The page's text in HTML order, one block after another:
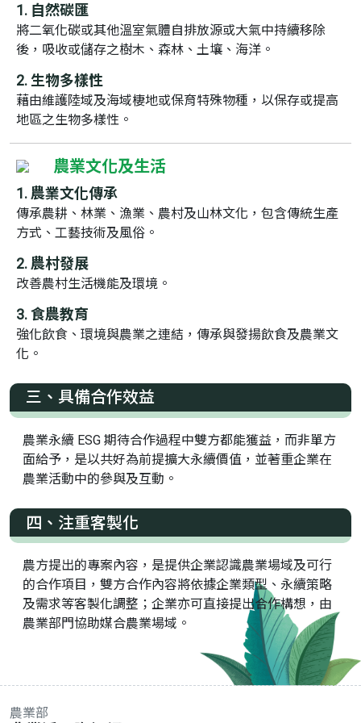
自然碳匯
將二氧化碳或其他溫室氣體自排放源或大氣中持續移除
後，吸收或儲存之樹木、森林、土壤、海洋。
生物多樣性
藉由維護陸域及海域棲地或保育特殊物種，以保存或提高
地區之生物多樣性。
農業文化及生活
農業文化傳承
傳承農耕、林業、漁業、農村及山林文化，包含傳統生產
方式、工藝技術及風俗。
農村發展
改善農村生活機能及環境。
食農教育
強化飲食、環境與農業之連結，傳承與發揚飲食及農業文
化。
三、具備合作效益
農業永續 ESG 期待合作過程中雙方都能獲益，而非單方
面給予，是以共好為前提擴大永續價值，並著重企業在
農業活動中的參與及互動。
四、注重客製化
農方提出的專案內容，是提供企業認識農業場域及可行
的合作項目，雙方合作內容將依據企業類型、永續策略
及需求等客製化調整；企業亦可直接提出合作構想，由
農業部門協助媒合農業場域。
:::
農業部